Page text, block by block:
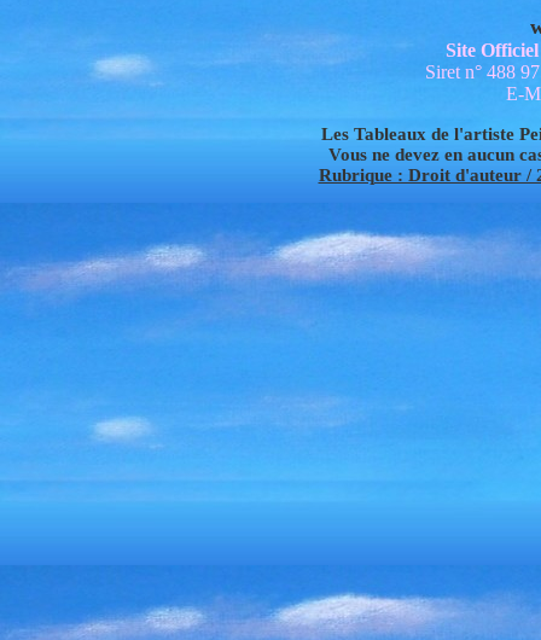
Site
Siret n° 488
E-
Les Tableaux de l'artiste
Vous ne devez en aucun
Rubrique : Droit d'auteur /